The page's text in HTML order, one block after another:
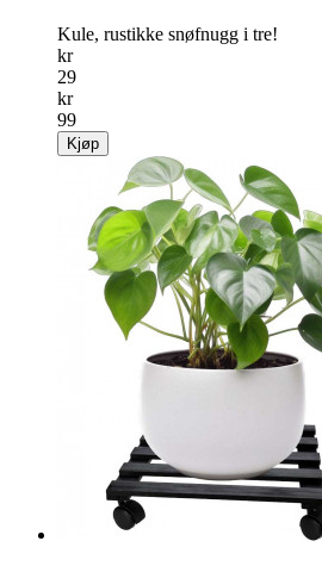
Kule, rustikke snøfnugg i tre!
kr
29
kr
99
Kjøp